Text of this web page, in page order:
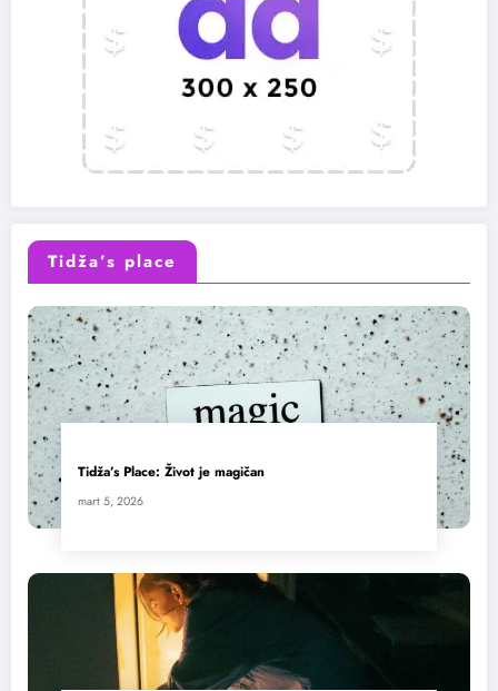
Tidža’s place
Tidža’s Place: Život je magičan
mart 5, 2026